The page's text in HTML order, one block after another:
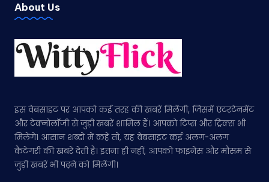
About Us
इस वेबसाइट पर आपको कई तरह की खबरें मिलेंगी, जिसमें एंटरटेनमेंट
और टेक्नोलॉजी से जुड़ी खबरें शामिल हैं। आपको टिप्स और ट्रिक्स भी
मिलेंगे। आसान शब्दों में कहें तो, यह वेबसाइट कई अलग-अलग
कैटेगरी की खबरें देती है। इतना ही नहीं, आपको फाइनेंस और मौसम से
जुड़ी खबरें भी पढ़ने को मिलेंगी।